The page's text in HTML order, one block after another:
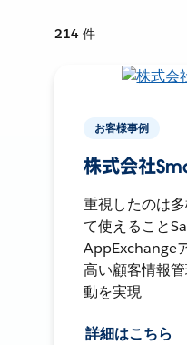
214 件
お客様事例
株式会社
重視したのは
て使えること
AppExchange
高い顧客情報
動を実現
詳細はこちら